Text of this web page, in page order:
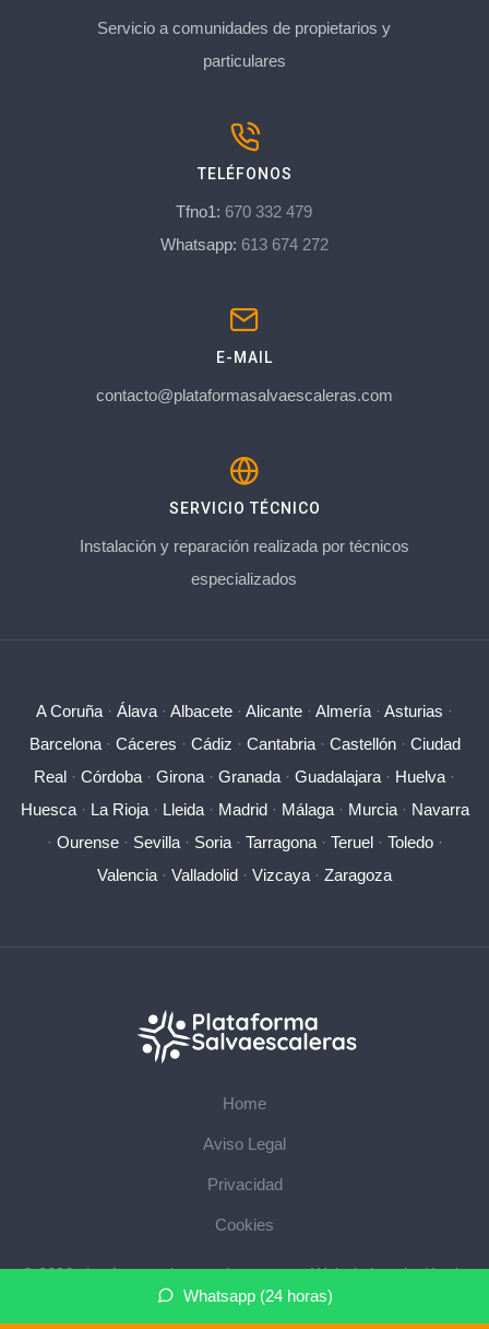
Whatsapp (24 horas)
Servicio a comunidades de propietarios y
particulares
TELÉFONOS
Tfno1: 670 332 479
Whatsapp: 613 674 272
E-MAIL
contacto@plataformasalvaescaleras.com
SERVICIO TÉCNICO
Instalación y reparación realizada por técnicos
especializados
A Coruña · Álava · Albacete · Alicante · Almería · Asturias ·
Barcelona· Cáceres · Cádiz · Cantabria· Castellón· Ciudad
Real · Córdoba · Girona · Granada · Guadalajara · Huelva ·
Huesca· La Rioja· Lleida· Madrid· Málaga· Murcia· Navarra
· Ourense· Sevilla· Soria· Tarragona· Teruel· Toledo·
Valencia · Valladolid · Vizcaya · Zaragoza
Home
Aviso Legal
Privacidad
Cookies
© 2026 plataformasalvaescaleras.com · Web de instalación de
salvaescaleras en su provincia ·Mapa del sitio